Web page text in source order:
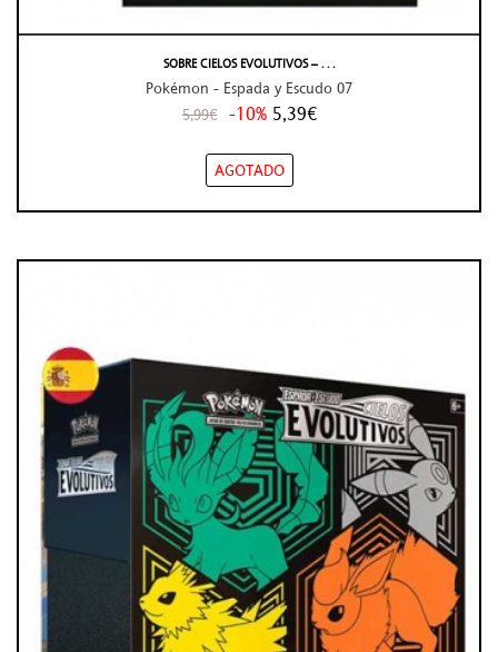
SOBRE CIELOS EVOLUTIVOS – . . .
Pokémon - Espada y Escudo 07
5,99€ -10% 5,39€
AGOTADO